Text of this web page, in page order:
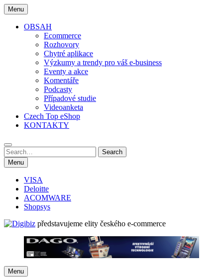
Skip
to
content
Menu
OBSAH
Ecommerce
Rozhovory
Chytré aplikace
Výzkumy a trendy pro váš e-business
Eventy a akce
Komentáře
Podcasty
Případové studie
Videoanketa
Czech Top eShop
KONTAKTY
Search
for:
Search
Menu
VISA
Deloitte
ACOMWARE
Shopsys
představujeme elity českého e-commerce
Menu